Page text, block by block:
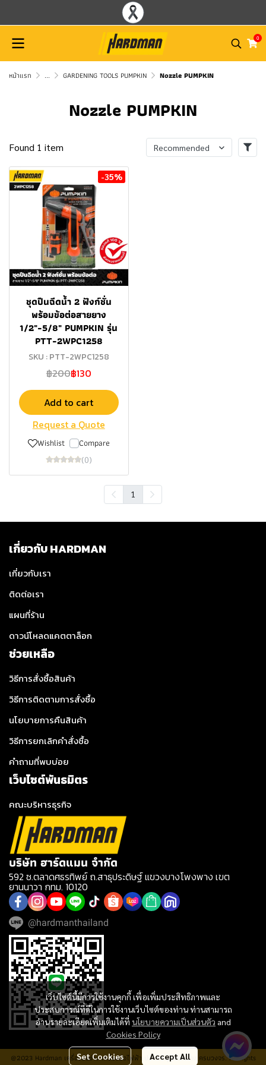
0
หน้าแรก ... GARDENING TOOLS PUMPKIN Nozzle PUMPKIN
Nozzle PUMPKIN
Found 1 item Recommended
-35%
ชุดปืนฉีดน้ำ 2 ฟังก์ชั่น
พร้อมข้อต่อสายยาง
1/2"-5/8" PUMPKIN รุ่น
PTT-2WPC1258
SKU : PTT-2WPC1258
฿200฿130
Add to cart
Request a Quote
Wishlist Compare
(0)
1
เว็บไซต์นี้มีการใช้งานคุกกี้ เพื่อเพิ่มประสิทธิภาพและ
ประสบการณ์ที่ดีในการใช้งานเว็บไซต์ของท่าน ท่านสามารถ
อ่านรายละเอียดเพิ่มเติมได้ที่ นโยบายความเป็นส่วนตัว and
Cookies Policy
Set Cookies Accept All
เกี่ยวกับ HARDMAN
เกี่ยวกับเรา
ติดต่อเรา
แผนที่ร้าน
ดาวน์โหลดแคตตาล็อก
ช่วยเหลือ
วิธีการสั่งซื้อสินค้า
วิธีการติดตามการสั่งซื้อ
นโยบายการคืนสินค้า
วิธีการยกเลิกคำสั่งซื้อ
คำถามที่พบบ่อย
เว็บไซต์พันธมิตร
คณะบริหารธุรกิจ
บริษัท ฮาร์ดแมน จำกัด
592 ซ.ตลาดศธรทิพย์ ถ.สาธุประดิษฐ์ แขวงบางโพงพาง เขต
ยานนาวา กทม. 10120
@hardmanthailand
@2023 Hardman เครื่องมือช่าง เครื่องมือไฟฟ้า ประปา อุปกรณ์ช่าง ครบวงจร. All rights